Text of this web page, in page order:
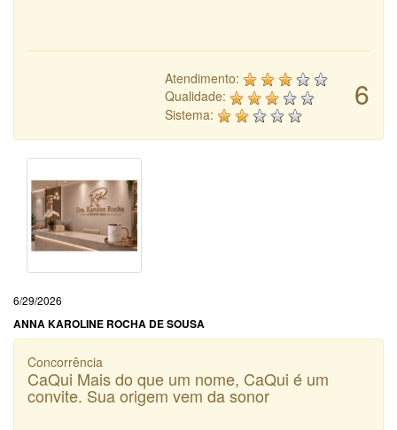
6
Atendimento:
Qualidade:
Sistema:
6/29/2026
ANNA KAROLINE ROCHA DE SOUSA
Concorrência
CaQui Mais do que um nome, CaQui é um
convite. Sua origem vem da sonor